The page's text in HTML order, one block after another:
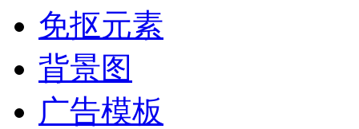
免抠元素
背景图
广告模板